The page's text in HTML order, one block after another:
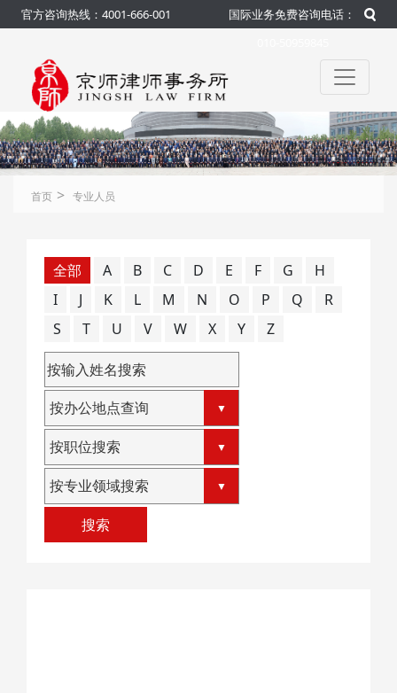
官方咨询热线：4001-666-001
国际业务免费咨询电话：
首页 > 专业人员
全部 A B C D E F G
H
I
J K L M N O P Q
R
S
T U V W X Y Z
按办公地点查询
按职位搜索
按专业领域搜索
搜索